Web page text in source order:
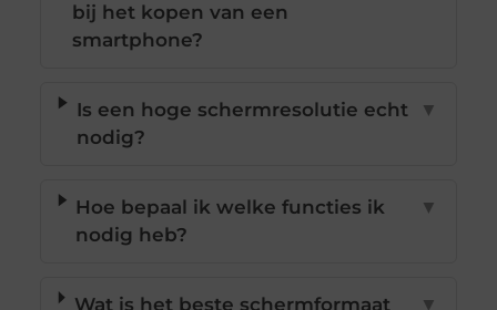
bij het kopen van een
smartphone?
Is een hoge schermresolutie echt
nodig?
▼
Hoe bepaal ik welke functies ik
nodig heb?
▼
Wat is het beste schermformaat ▼